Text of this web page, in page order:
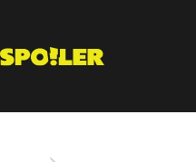
contenido